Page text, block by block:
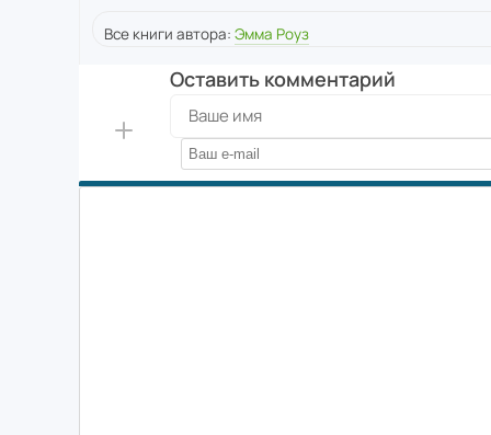
Все книги автора: Эмма Роуз
Оставить комментарий